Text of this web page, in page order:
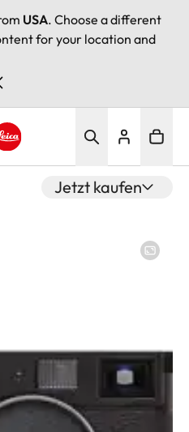
USA. Choose a different
for your location and
Jetzt kaufen